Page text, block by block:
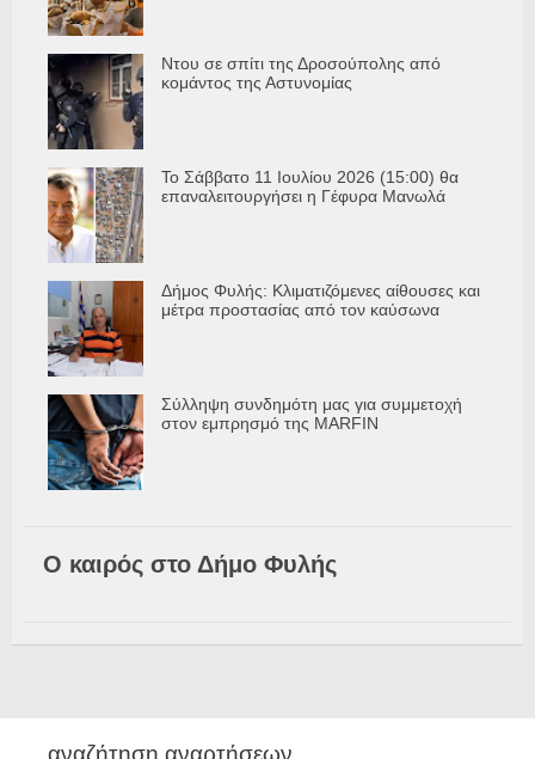
Ντου σε σπίτι της Δροσούπολης από
κομάντος της Αστυνομίας
Το Σάββατο 11 Ιουλίου 2026 (15:00) θα
επαναλειτουργήσει η Γέφυρα Μανωλά
Δήμος Φυλής: Κλιματιζόμενες αίθουσες και
μέτρα προστασίας από τον καύσωνα
Σύλληψη συνδημότη μας για συμμετοχή
στον εμπρησμό της MARFIN
Ο καιρός στο Δήμο Φυλής